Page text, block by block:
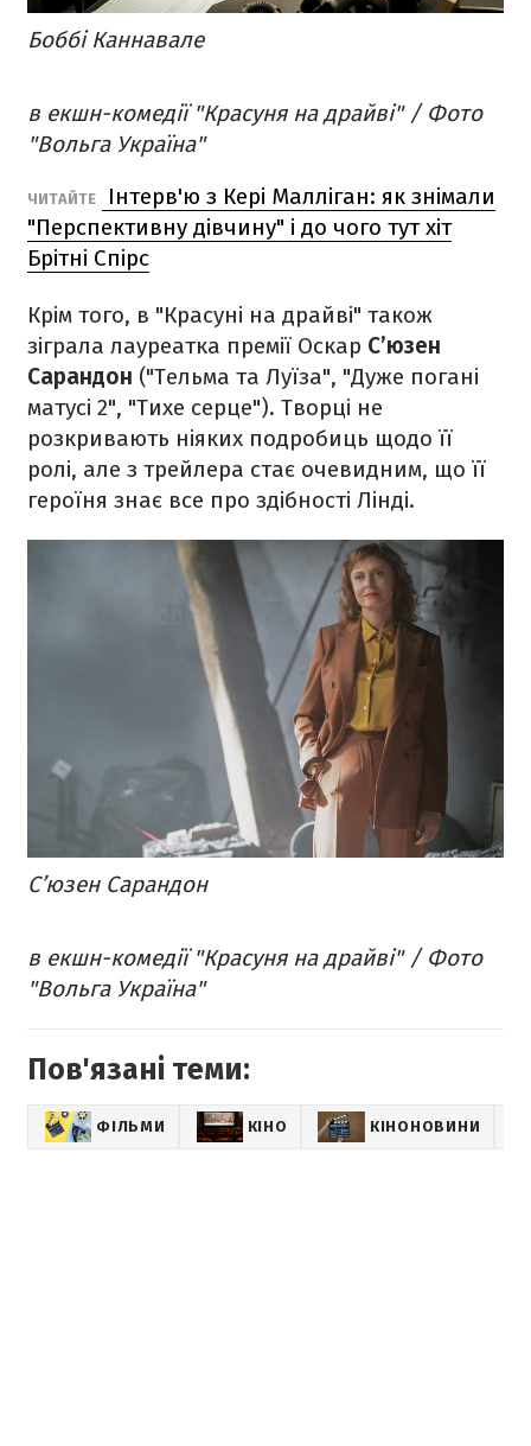
Боббі Каннавале
в екшн-комедії "Красуня на драйві" / Фото
"Вольга Україна"
ЧИТАЙТЕ
Інтерв'ю з Кері Малліган: як знімали
"Перспективну дівчину" і до чого тут хіт
Брітні Спірс
Крім того, в "Красуні на драйві" також
зіграла лауреатка премії Оскар С’юзен
Сарандон ("Тельма та Луїза", "Дуже погані
матусі 2", "Тихе серце"). Творці не
розкривають ніяких подробиць щодо її
ролі, але з трейлера стає очевидним, що її
героїня знає все про здібності Лінді.
С’юзен Сарандон
в екшн-комедії "Красуня на драйві" / Фото
"Вольга Україна"
Пов'язані теми:
ФІЛЬМИ КІНО КІНОНОВИНИ